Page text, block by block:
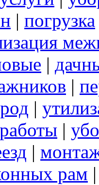
| погрузка
|
|
|
|
|
рам